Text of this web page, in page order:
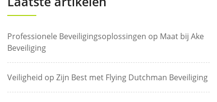
Professionele Beveiligingsoplossingen op Maat bij Ake
Beveiliging
Veiligheid op Zijn Best met Flying Dutchman Beveiliging